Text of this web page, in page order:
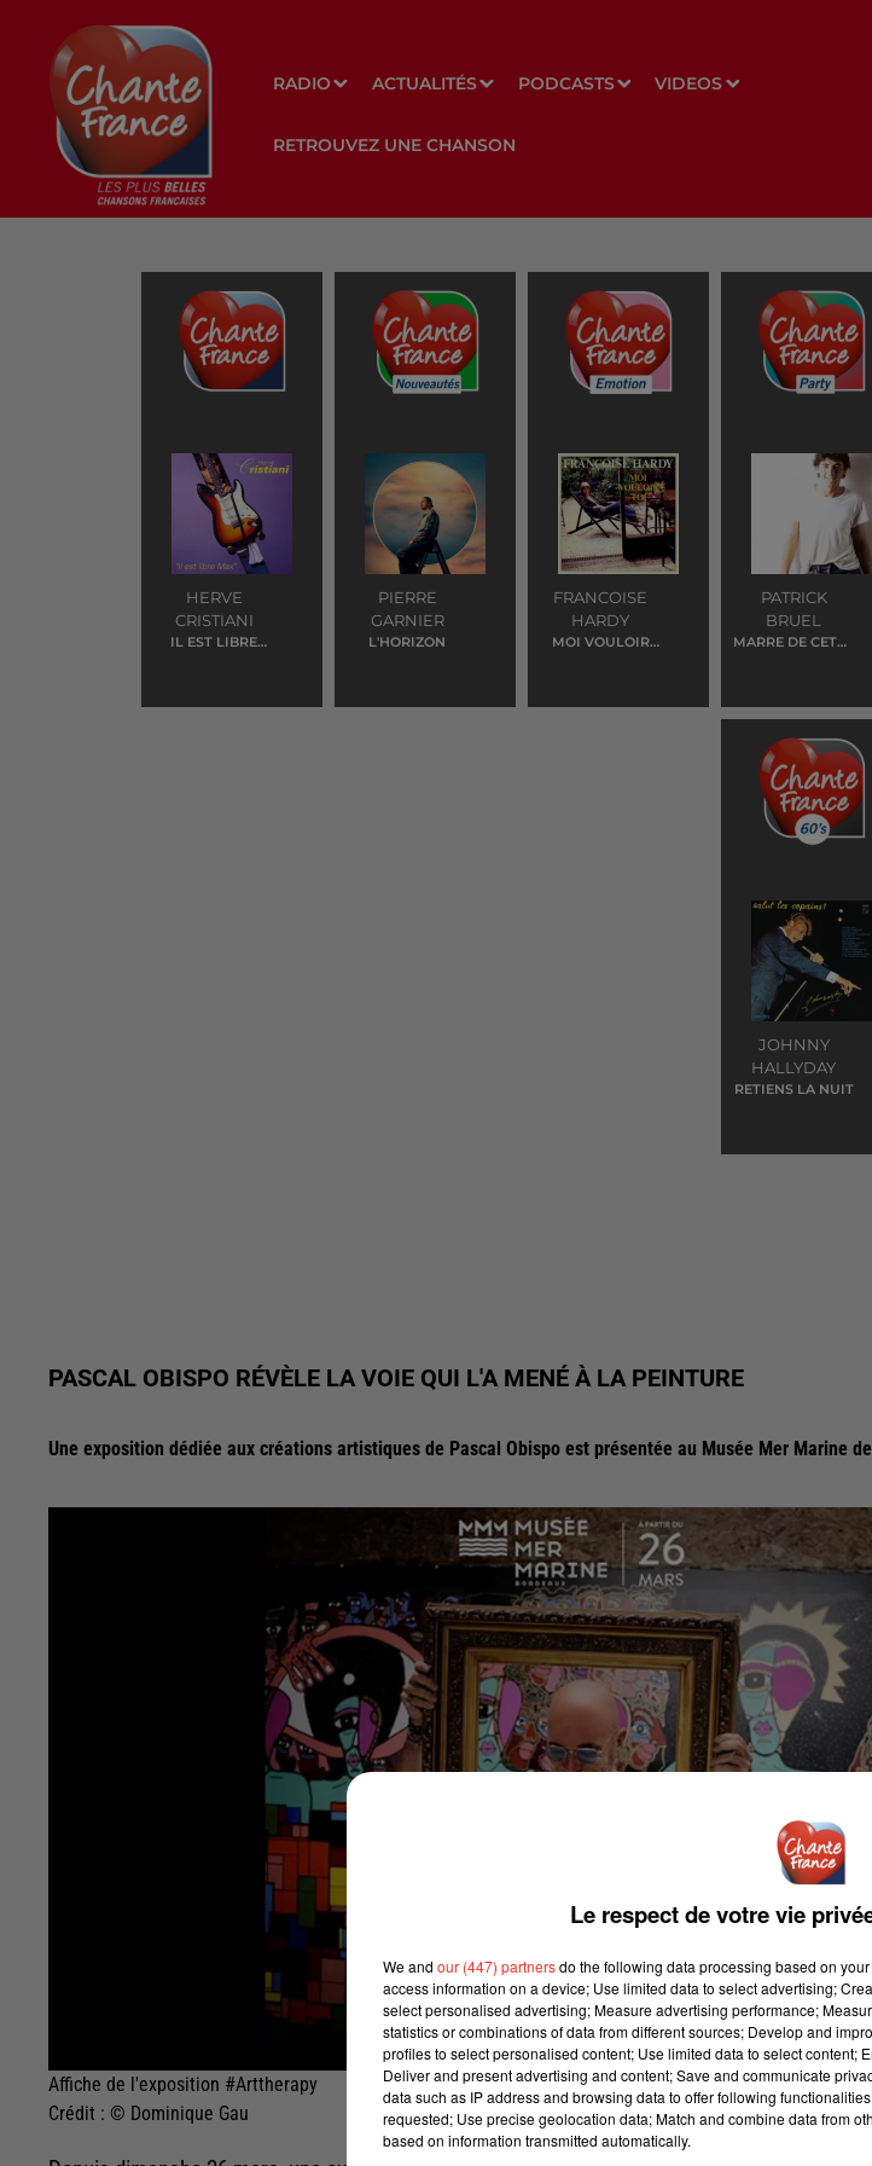
RADIO ACTUALITÉS PODCASTS VIDEOS
RETROUVEZ UNE CHANSON
HERVE
CRISTIANI
IL EST LIBRE
PIERRE
GARNIER
L'HORIZON
FRANCOISE
HARDY
MOI VOULOIR
PATRICK
BRUEL
MARRE DE CETTE
JOHNNY
HALLYDAY
RETIENS LA NUIT
PASCAL OBISPO RÉVÈLE LA VOIE QUI L'A MENÉ À LA PEINTURE
Une exposition dédiée aux créations artistiques de Pascal Obispo est présentée au Musée Mer Marine
Affiche de l'exposition #Arttherapy
Crédit : © Dominique Gau
Le respect de votre vie
We and our (447) partnersdo the following data processing based on
access information on a device; Use limited data to select advertising;
select personalised advertising; Measure advertising performance;
statistics or combinations of data from different sources; Develop and
profiles to select personalised content; Use limited data to select content;
Deliver and present advertising and content; Save and communicate
data such as IP address and browsing data to offer following
requested; Use precise geolocation data; Match and combine data from
based on information transmitted automatically.